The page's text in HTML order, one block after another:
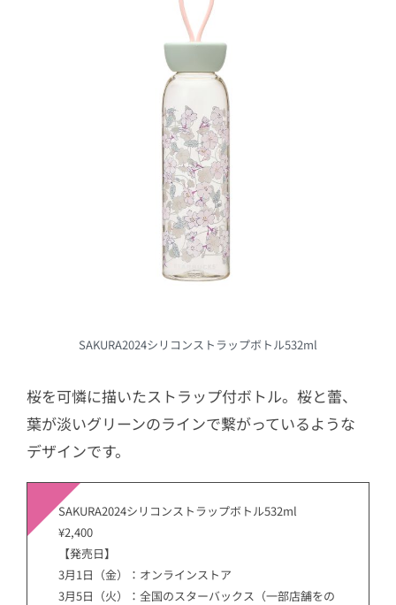
SAKURA2024シリコンストラップボトル532ml
桜を可憐に描いたストラップ付ボトル。桜と蕾、
葉が淡いグリーンのラインで繋がっているような
デザインです。
SAKURA2024シリコンストラップボトル532ml
¥2,400
【発売日】
3月1日（金）：オンラインストア
3月5日（火）：全国のスターバックス（一部店舗をの